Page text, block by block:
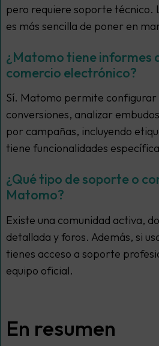
pero requiere soporte técnico.
es más sencilla de poner en
¿Matomo tiene informes
comercio electrónico?
Sí. Matomo permite
conversiones, analizar
por campañas, incluyendo
tiene funcionalidades
¿Qué tipo de soporte o
Matomo?
Existe una comunidad activa,
detallada y foros. Además, si
tienes acceso a soporte
equipo oficial.
En resumen